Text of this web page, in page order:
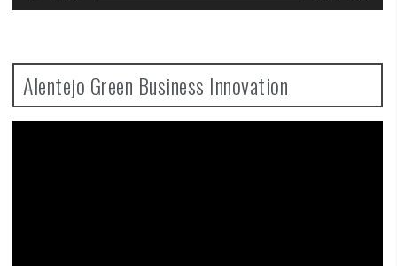
Alentejo Green Business Innovation